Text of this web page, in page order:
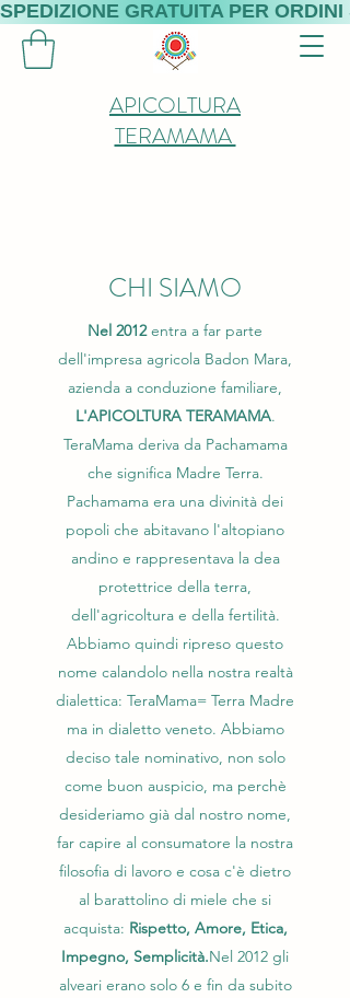
APICOLTURA
TERAMAMA
SPEDIZIONE GRATUITA PER
CHI SIAMO
Nel 2012entra a far parte
dell'impresa agricola Badon Mara,
azienda a conduzione familiare,
L'APICOLTURA TERAMAMA.
TeraMama deriva da Pachamama
che significa Madre Terra.
Pachamama era una divinità dei
popoli che abitavano l'altopiano
andino e rappresentava la dea
protettrice della terra,
dell'agricoltura e della fertilità.
Abbiamo quindi ripreso questo
nome calandolo nella nostra realtà
dialettica: TeraMama= Terra Madre
ma in dialetto veneto. Abbiamo
deciso tale nominativo, non solo
come buon auspicio, ma perchè
desideriamo già dal nostro nome,
far capire al consumatore la nostra
filosofia di lavoro e cosa c'è dietro
al barattolino di miele che si
acquista: Rispetto, Amore, Etica,
Impegno, Semplicità.Nel 2012 gli
alveari erano solo 6 e fin da subito